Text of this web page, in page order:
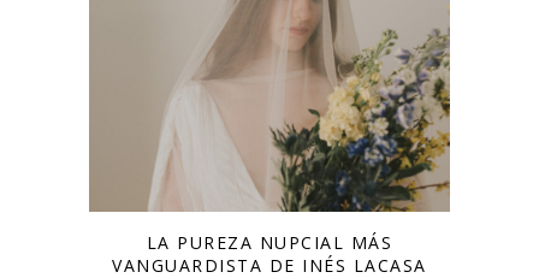
LA PUREZA NUPCIAL MÁS
VANGUARDISTA DE INÉS LACASA